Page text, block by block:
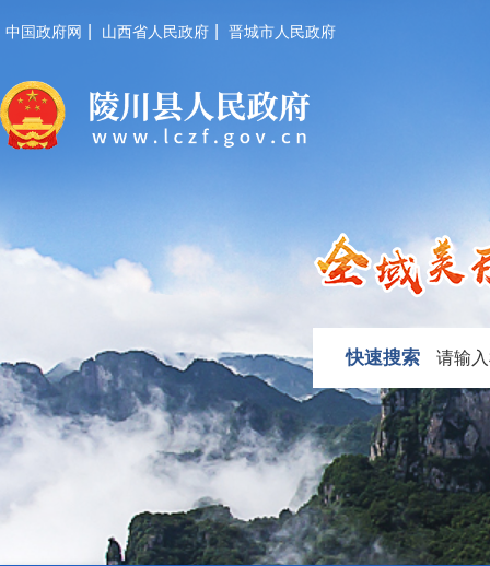
中国政府网 山西省人民政府 晋城市人民政府
快速搜索